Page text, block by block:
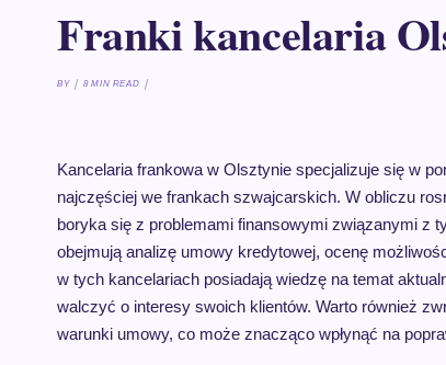
Franki kancelaria
BY 8 MIN READ
Kancelaria frankowa w Olsztynie specjalizuje się w
najczęściej we frankach szwajcarskich. W obliczu
boryka się z problemami finansowymi związanymi z
obejmują analizę umowy kredytowej, ocenę
w tych kancelariach posiadają wiedzę na temat
walczyć o interesy swoich klientów. Warto również
warunki umowy, co może znacząco wpłynąć na